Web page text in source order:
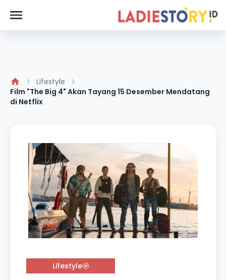
Lifestyle
Film "The Big 4" Akan Tayang 15 Desember Mendatang
di Netflix
Lifestyle